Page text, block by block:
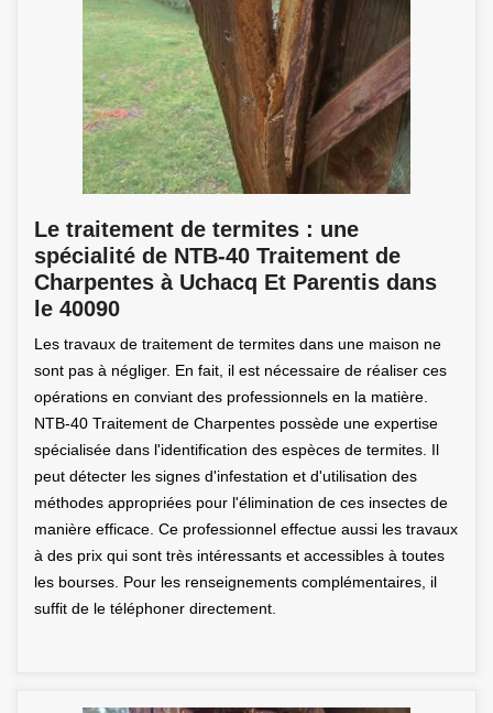
Le traitement de termites : une
spécialité de NTB-40 Traitement de
Charpentes à Uchacq Et Parentis dans
le 40090
Les travaux de traitement de termites dans une maison ne
sont pas à négliger. En fait, il est nécessaire de réaliser ces
opérations en conviant des professionnels en la matière.
NTB-40 Traitement de Charpentes possède une expertise
spécialisée dans l'identification des espèces de termites. Il
peut détecter les signes d'infestation et d'utilisation des
méthodes appropriées pour l'élimination de ces insectes de
manière efficace. Ce professionnel effectue aussi les travaux
à des prix qui sont très intéressants et accessibles à toutes
les bourses. Pour les renseignements complémentaires, il
suffit de le téléphoner directement.